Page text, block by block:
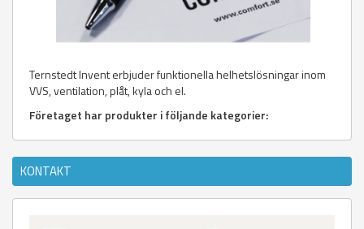
Ternstedt Invent erbjuder funktionella helhetslösningar inom
VVS, ventilation, plåt, kyla och el.
Företaget har produkter i följande kategorier:
KONTAKT